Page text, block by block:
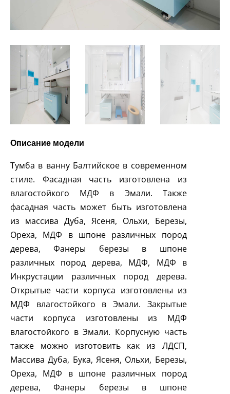
Описание модели
Тумба в ванну Балтийское в современном
стиле. Фасадная часть изготовлена из
влагостойкого МДФ в Эмали. Также
фасадная часть может быть изготовлена
из массива Дуба, Ясеня, Ольхи, Березы,
Ореха, МДФ в шпоне различных пород
дерева, Фанеры березы в шпоне
различных пород дерева, МДФ, МДФ в
Инкрустации различных пород дерева.
Открытые части корпуса изготовлены из
МДФ влагостойкого в Эмали. Закрытые
части корпуса изготовлены из МДФ
влагостойкого в Эмали. Корпусную часть
также можно изготовить как из ЛДСП,
Массива Дуба, Бука, Ясеня, Ольхи, Березы,
Ореха, МДФ в шпоне различных пород
дерева, Фанеры березы в шпоне